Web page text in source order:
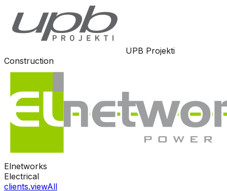
UPB Projekti
Construction
Elnetworks
Electrical
clients.viewAll